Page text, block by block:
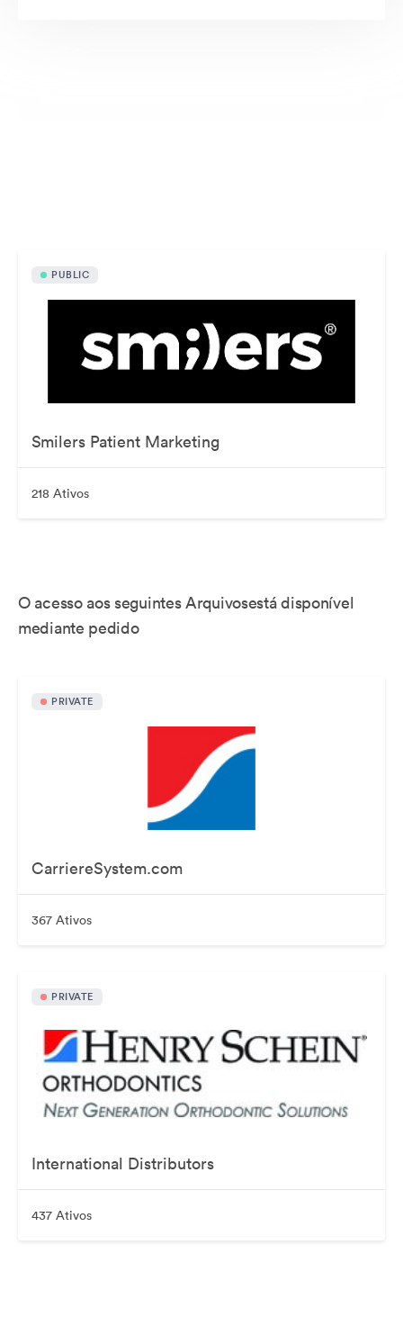
PUBLIC
Smilers Patient Marketing
218 Ativos
O acesso aos seguintes Arquivosestá disponível
mediante pedido
PRIVATE
CarriereSystem.com
367 Ativos
PRIVATE
International Distributors
437 Ativos